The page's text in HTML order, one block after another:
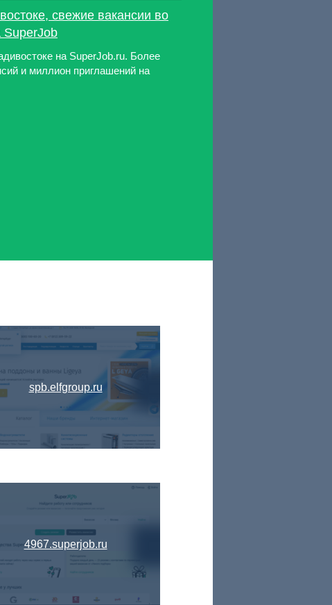
свежие вакансии во
SuperJob
на SuperJob.ru. Более
и миллион приглашений на
spb.elfgroup.ru
4967.superjob.ru